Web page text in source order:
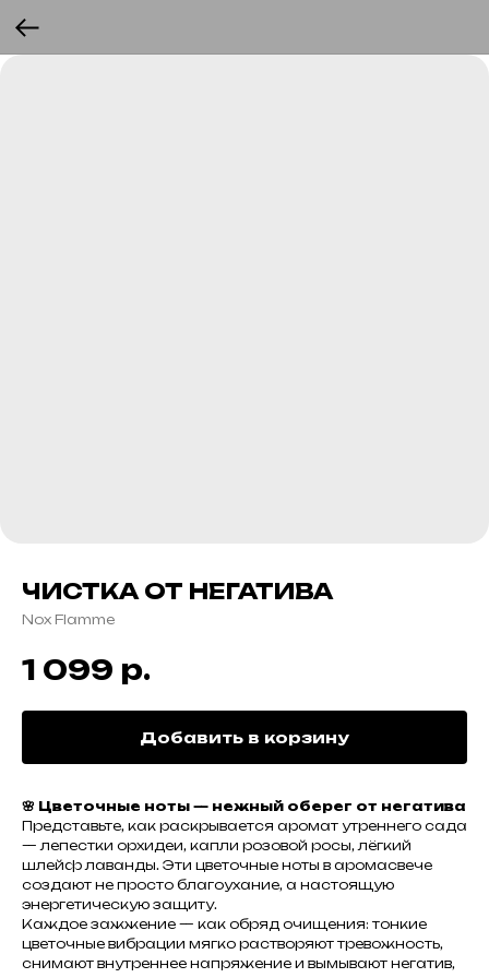
ЧИСТКА ОТ НЕГАТИВА
Nox Flamme
1 099 р.
Добавить в корзину
🌸 Цветочные ноты — нежный оберег от негатива
Представьте, как раскрывается аромат утреннего сада
— лепестки орхидеи, капли розовой росы, лёгкий
шлейф лаванды. Эти цветочные ноты в аромасвече
создают не просто благоухание, а настоящую
энергетическую защиту.
Каждое зажжение — как обряд очищения: тонкие
цветочные вибрации мягко растворяют тревожность,
снимают внутреннее напряжение и вымывают негатив,